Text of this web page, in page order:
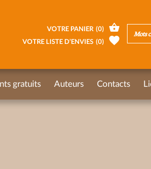
VOTRE PANIER (0)
VOTRE LISTE D’ENVIES (0)
gratuits Auteurs Contacts